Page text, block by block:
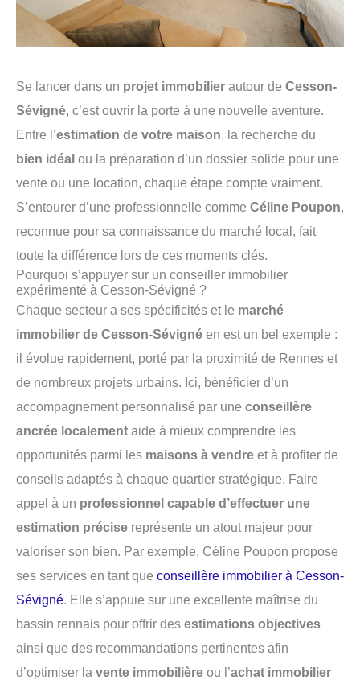
Se lancer dans un projet immobilier autour de Cesson-
Sévigné, c’est ouvrir la porte à une nouvelle aventure.
Entre l’estimation de votre maison, la recherche du
bien idéal ou la préparation d’un dossier solide pour une
vente ou une location, chaque étape compte vraiment.
S’entourer d’une professionnelle comme Céline Poupon,
reconnue pour sa connaissance du marché local, fait
toute la différence lors de ces moments clés.
Pourquoi s’appuyer sur un conseiller immobilier
expérimenté à Cesson-Sévigné ?
Chaque secteur a ses spécificités et le marché
immobilier de Cesson-Sévigné en est un bel exemple :
il évolue rapidement, porté par la proximité de Rennes et
de nombreux projets urbains. Ici, bénéficier d’un
accompagnement personnalisé par une conseillère
ancrée localement aide à mieux comprendre les
opportunités parmi les maisons à vendre et à profiter de
conseils adaptés à chaque quartier stratégique. Faire
appel à un professionnel capable d’effectuer une
estimation précise représente un atout majeur pour
valoriser son bien. Par exemple, Céline Poupon propose
ses services en tant que conseillère immobilier à Cesson-
Sévigné. Elle s’appuie sur une excellente maîtrise du
bassin rennais pour offrir des estimations objectives
ainsi que des recommandations pertinentes afin
d’optimiser la vente immobilière ou l’achat immobilier